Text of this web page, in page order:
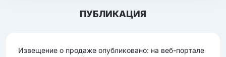
ПУБЛИКАЦИЯ
Извещение о продаже опубликовано: на веб-портале